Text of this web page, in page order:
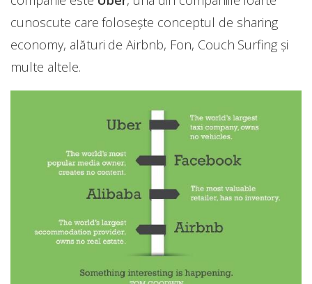
cunoscute care folosește conceptul de sharing
economy, alături de Airbnb, Fon, Couch Surfing și
multe altele.